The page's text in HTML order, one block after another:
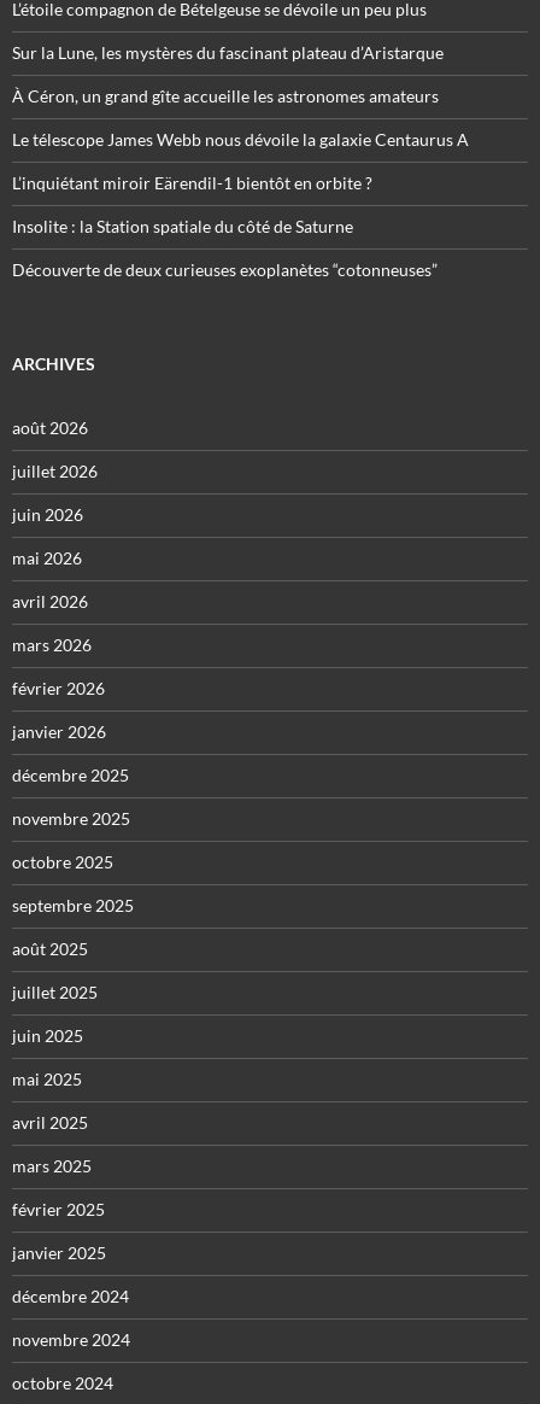
L’étoile compagnon de Bételgeuse se dévoile un peu plus
Sur la Lune, les mystères du fascinant plateau d’Aristarque
À Céron, un grand gîte accueille les astronomes amateurs
Le télescope James Webb nous dévoile la galaxie Centaurus A
L’inquiétant miroir Eärendil-1 bientôt en orbite ?
Insolite : la Station spatiale du côté de Saturne
Découverte de deux curieuses exoplanètes “cotonneuses”
ARCHIVES
août 2026
juillet 2026
juin 2026
mai 2026
avril 2026
mars 2026
février 2026
janvier 2026
décembre 2025
novembre 2025
octobre 2025
septembre 2025
août 2025
juillet 2025
juin 2025
mai 2025
avril 2025
mars 2025
février 2025
janvier 2025
décembre 2024
novembre 2024
octobre 2024